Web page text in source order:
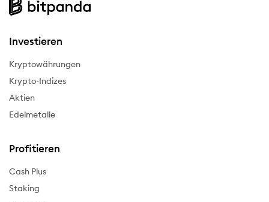
Investieren
Kryptowährungen
Krypto-Indizes
Aktien
Edelmetalle
Profitieren
Cash Plus
Staking